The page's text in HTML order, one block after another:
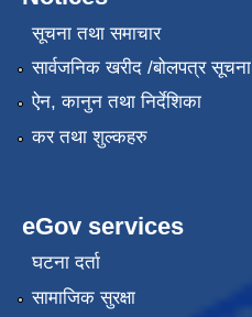
सूचना तथा समाचार
सार्वजनिक खरीद /बोलपत्र सूचना
ऐन, कानुन तथा निर्देशिका
कर तथा शुल्कहरु
eGov services
घटना दर्ता
सामाजिक सुरक्षा